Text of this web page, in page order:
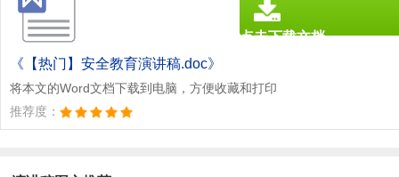
《【热门】安全教育演讲稿.doc》
将本文的Word文档下载到电脑，方便收藏和打印
推荐度：
点击下载文档